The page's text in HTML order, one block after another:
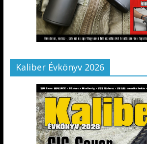
Kaliber Évkönyv 2026